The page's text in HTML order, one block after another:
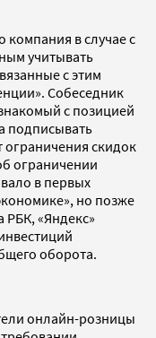
компания в случае с
учитывать
с этим
Собеседник
с позицией
подписывать
ограничения скидок
ограничении
в первых
но позже
РБК, «Яндекс»
оборота.
онлайн-розницы